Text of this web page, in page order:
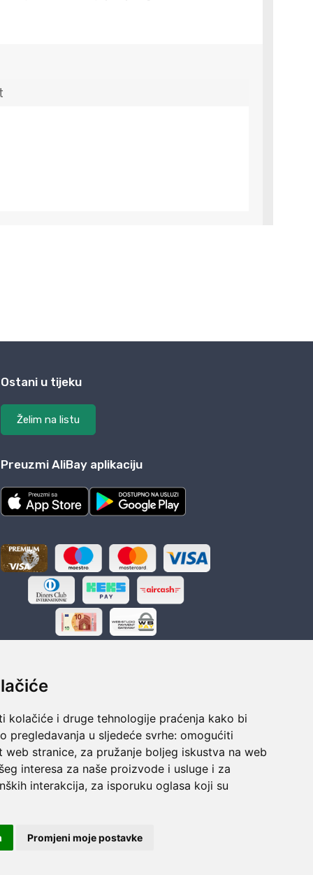
kolačiće i druge tehnologije praćenja kako bi
pregledavanja u sljedeće svrhe: omogućiti
web stranice, za pružanje boljeg iskustva na web
interesa za naše proizvode i usluge i za
interakcija, za isporuku oglasa koji su
Promjeni moje postavke
Ostani u tijeku
Želim na listu
Preuzmi AliBay aplikaciju
Sigurno obročno plaćanje
Do 24 rata bez kamata